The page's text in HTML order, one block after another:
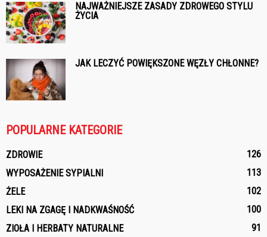
NAJWAŻNIEJSZE ZASADY ZDROWEGO STYLU
ŻYCIA
JAK LECZYĆ POWIĘKSZONE WĘZŁY CHŁONNE?
POPULARNE KATEGORIE
ZDROWIE
126
WYPOSAŻENIE SYPIALNI
113
ŻELE
102
LEKI NA ZGAGĘ I NADKWAŚNOŚĆ
100
ZIOŁA I HERBATY NATURALNE
91